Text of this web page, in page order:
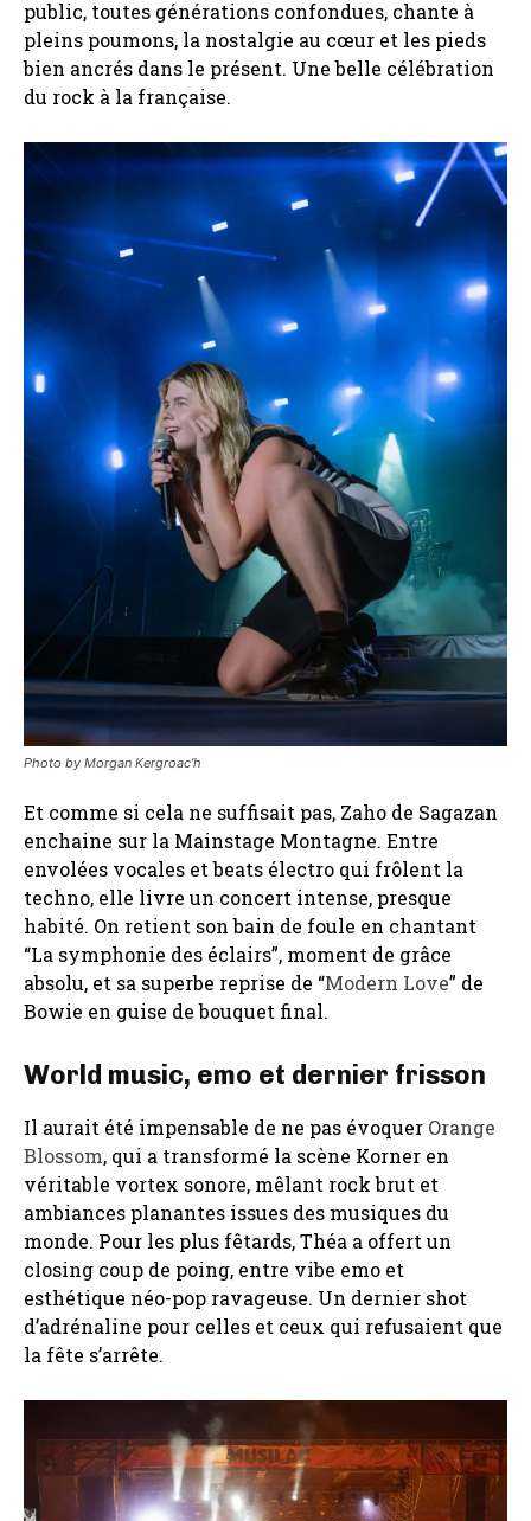
public, toutes générations confondues, chante à
pleins poumons, la nostalgie au cœur et les pieds
bien ancrés dans le présent. Une belle célébration
du rock à la française.
Photo by Morgan Kergroac’h
Et comme si cela ne suffisait pas, Zaho de Sagazan
enchaine sur la Mainstage Montagne. Entre
envolées vocales et beats électro qui frôlent la
techno, elle livre un concert intense, presque
habité. On retient son bain de foule en chantant
“La symphonie des éclairs”, moment de grâce
absolu, et sa superbe reprise de “Modern Love” de
Bowie en guise de bouquet final.
World music, emo et dernier frisson
Il aurait été impensable de ne pas évoquer Orange
Blossom, qui a transformé la scène Korner en
véritable vortex sonore, mêlant rock brut et
ambiances planantes issues des musiques du
monde. Pour les plus fêtards, Théa a offert un
closing coup de poing, entre vibe emo et
esthétique néo-pop ravageuse. Un dernier shot
d’adrénaline pour celles et ceux qui refusaient que
la fête s’arrête.